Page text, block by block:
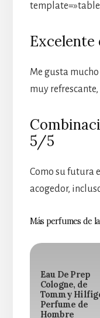
Me gusta
muy
5/5
Como su futura
acogedor,
Más perfumes de
Eau De Prep
Cologne, de
Tommy
Perfume de
Hombre